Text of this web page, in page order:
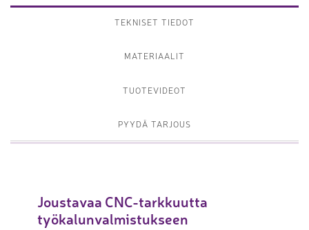
TEKNISET TIEDOT
MATERIAALIT
TUOTEVIDEOT
PYYDÄ TARJOUS
Joustavaa CNC-tarkkuutta
työkalunvalmistukseen